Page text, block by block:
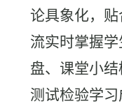
论具象化，
流实时掌握
盘、课堂小
测试检验学习